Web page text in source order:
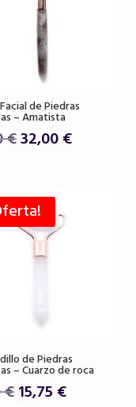
de Piedras
– Amatista
€El
era:
39,00 €.
32,00€El
de Piedras
– Cuarzo de roca
€El
15,75 €El